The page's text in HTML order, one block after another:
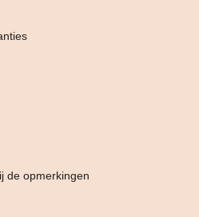
de opmerkingen